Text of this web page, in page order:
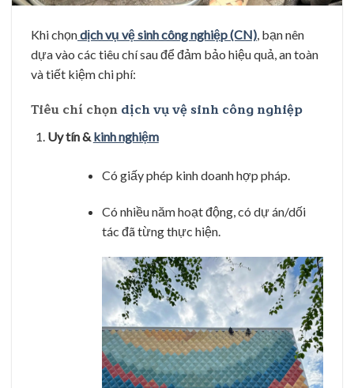
Khi chọndịch vụ vệ sinh công nghiệp (CN), bạn nên
dựa vào các tiêu chí sau để đảm bảo hiệu quả, an toàn
và tiết kiệm chi phí:
Tiêu chí chọndịch vụ vệ sinh công nghiệp
Uy tín & kinh nghiệm
Có giấy phép kinh doanh hợp pháp.
Có nhiều năm hoạt động, có dự án/dối
tác đã từng thực hiện.